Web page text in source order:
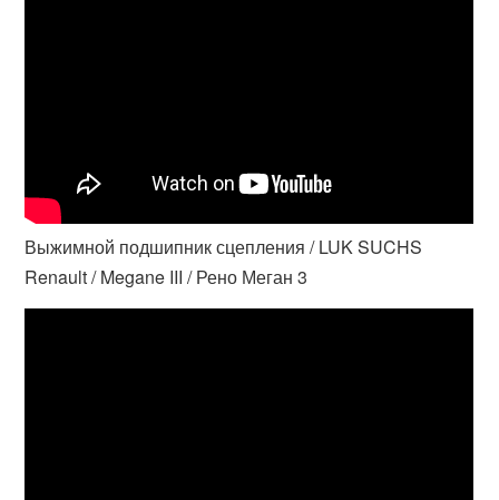
Выжимной подшипник сцепления / LUK SUCHS
Renault / Megane III / Рено Меган 3